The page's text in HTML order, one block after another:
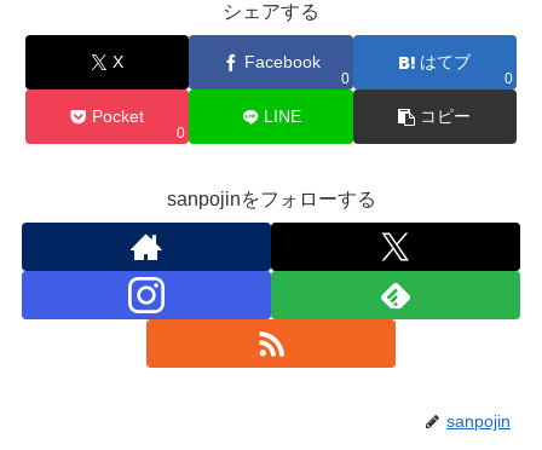
シェアする
X Facebook
0
はてブ
0
Pocket
0
LINE コピー
sanpojinをフォローする
sanpojin